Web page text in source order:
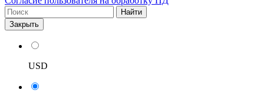
Найти
Закрыть
USD